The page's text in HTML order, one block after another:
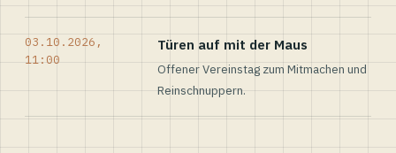
03.10.2026,
11:00
Türen auf mit der Maus
Offener Vereinstag zum Mitmachen und
Reinschnuppern.